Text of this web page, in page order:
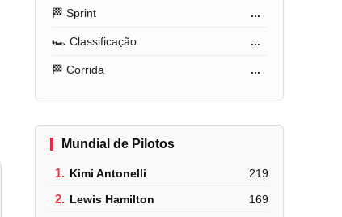
🏁 Sprint ...
🏎️ Classificação ...
🏁 Corrida ...
Mundial de Pilotos
1. Kimi Antonelli 219
2. Lewis Hamilton 169